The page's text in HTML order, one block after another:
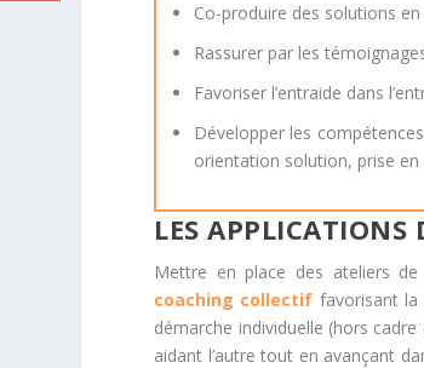
Co-produire des solutions
Rassurer par les
Favoriser l’entraide dans
Développer les
orientation solution, prise en
LES APPLICATIONS
Mettre en place des ateliers
coaching collectif favorisant la
démarche individuelle (hors
aidant l’autre tout en avançant